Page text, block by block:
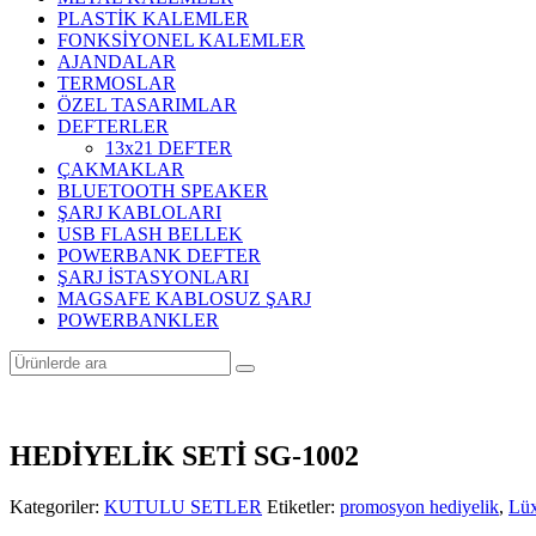
PLASTİK KALEMLER
FONKSİYONEL KALEMLER
AJANDALAR
TERMOSLAR
ÖZEL TASARIMLAR
DEFTERLER
13x21 DEFTER
ÇAKMAKLAR
BLUETOOTH SPEAKER
ŞARJ KABLOLARI
USB FLASH BELLEK
POWERBANK DEFTER
ŞARJ İSTASYONLARI
MAGSAFE KABLOSUZ ŞARJ
POWERBANKLER
HEDİYELİK SETİ SG-1002
Kategoriler: KUTULU SETLER Etiketler: promosyon hediyelik,